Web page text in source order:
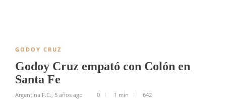
GODOY CRUZ
Godoy Cruz empató con Colón en
Santa Fe
Argentina F.C., 5 años ago 0 1 min 642